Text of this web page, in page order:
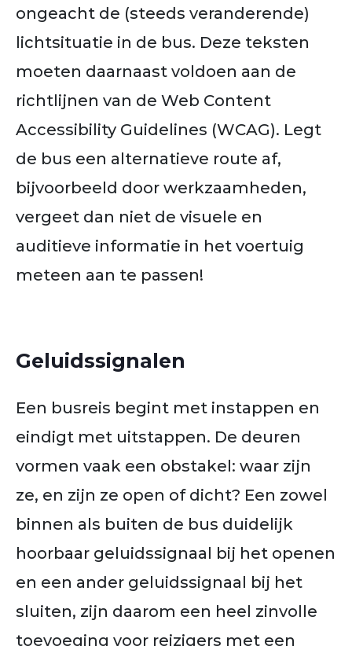
ongeacht de (steeds veranderende)
lichtsituatie in de bus. Deze teksten
moeten daarnaast voldoen aan de
richtlijnen van de Web Content
Accessibility Guidelines (WCAG). Legt
de bus een alternatieve route af,
bijvoorbeeld door werkzaamheden,
vergeet dan niet de visuele en
auditieve informatie in het voertuig
meteen aan te passen!
Geluidssignalen
Een busreis begint met instappen en
eindigt met uitstappen. De deuren
vormen vaak een obstakel: waar zijn
ze, en zijn ze open of dicht? Een zowel
binnen als buiten de bus duidelijk
hoorbaar geluidssignaal bij het openen
en een ander geluidssignaal bij het
sluiten, zijn daarom een heel zinvolle
toevoeging voor reizigers met een